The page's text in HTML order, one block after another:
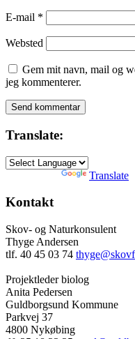
E-mail *
Websted
Gem mit navn, mail og
jeg kommenterer.
Translate:
Translate
Kontakt
Skov- og Naturkonsulent
Thyge Andersen
tlf. 40 45 03 74
Projektleder biolog
Anita Pedersen
Guldborgsund Kommune
Parkvej 37
4800 Nykøbing